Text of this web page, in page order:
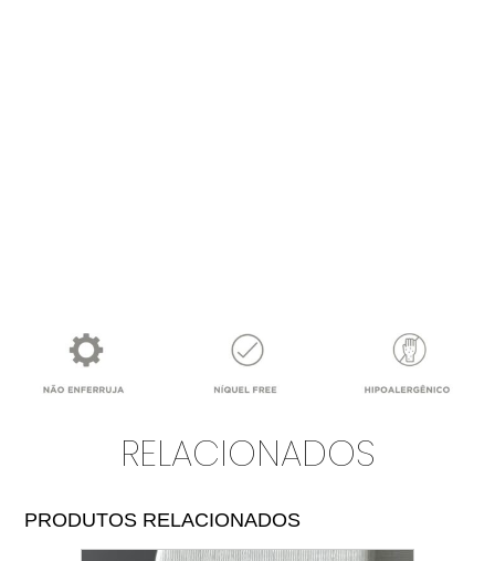
RELACIONADOS
PRODUTOS RELACIONADOS